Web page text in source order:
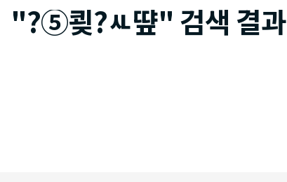
"?⑤쾾?ㅻ떂" 검색 결과